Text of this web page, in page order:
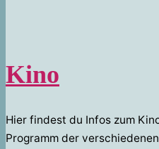
Kino
Hier findest du Infos zum
Programm der